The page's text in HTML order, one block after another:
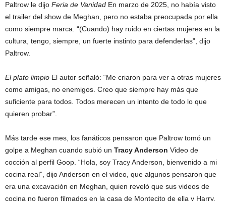
Paltrow le dijo Feria de Vanidad En marzo de 2025, no había visto
el trailer del show de Meghan, pero no estaba preocupada por ella
como siempre marca. “(Cuando) hay ruido en ciertas mujeres en la
cultura, tengo, siempre, un fuerte instinto para defenderlas”, dijo
Paltrow.
El plato limpio El autor señaló: “Me criaron para ver a otras mujeres
como amigas, no enemigos. Creo que siempre hay más que
suficiente para todos. Todos merecen un intento de todo lo que
quieren probar”.
Más tarde ese mes, los fanáticos pensaron que Paltrow tomó un
golpe a Meghan cuando subió un Tracy Anderson Video de
cocción al perfil Goop. “Hola, soy Tracy Anderson, bienvenido a mi
cocina real”, dijo Anderson en el video, que algunos pensaron que
era una excavación en Meghan, quien reveló que sus videos de
cocina no fueron filmados en la casa de Montecito de ella y Harry.